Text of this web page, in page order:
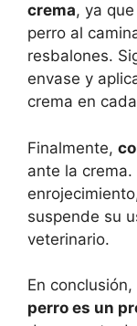
crema, ya
perro al
resbalones.
envase y
crema en
Finalmente,
ante la
suspende su
veterinario.
En conclusión,
perro es un